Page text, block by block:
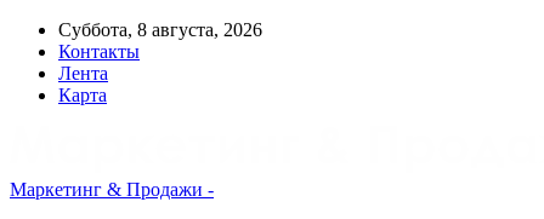
Суббота, 8 августа, 2026
Контакты
Лента
Карта
Маркетинг & Продажи -